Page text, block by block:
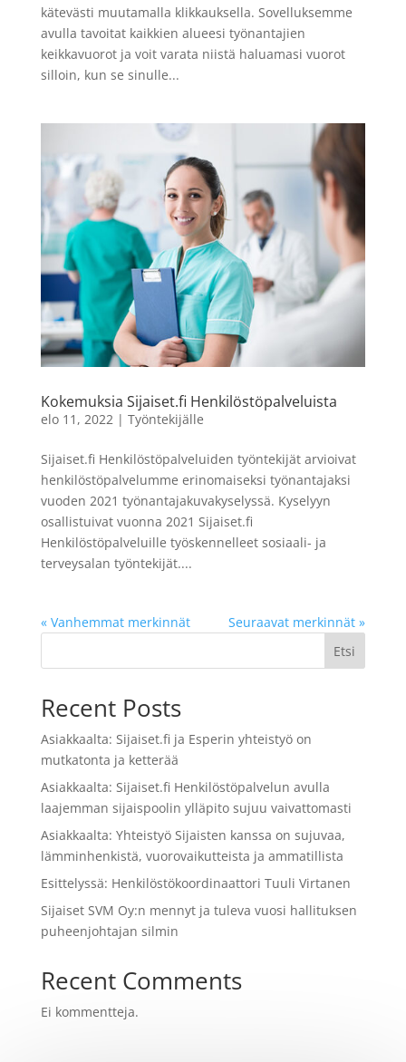
kätevästi muutamalla klikkauksella. Sovelluksemme
avulla tavoitat kaikkien alueesi työnantajien
keikkavuorot ja voit varata niistä haluamasi vuorot
silloin, kun se sinulle...
Kokemuksia Sijaiset.fi Henkilöstöpalveluista
elo 11, 2022| Työntekijälle
Sijaiset.fi Henkilöstöpalveluiden työntekijät arvioivat
henkilöstöpalvelumme erinomaiseksi työnantajaksi
vuoden 2021 työnantajakuvakyselyssä. Kyselyyn
osallistuivat vuonna 2021 Sijaiset.fi
Henkilöstöpalveluille työskennelleet sosiaali- ja
terveysalan työntekijät....
« Vanhemmat merkinnät
Seuraavat merkinnät »
Etsi
Recent Posts
Asiakkaalta: Sijaiset.fi ja Esperin yhteistyö on
mutkatonta ja ketterää
Asiakkaalta: Sijaiset.fi Henkilöstöpalvelun avulla
laajemman sijaispoolin ylläpito sujuu vaivattomasti
Asiakkaalta: Yhteistyö Sijaisten kanssa on sujuvaa,
lämminhenkistä, vuorovaikutteista ja ammatillista
Esittelyssä: Henkilöstökoordinaattori Tuuli Virtanen
Sijaiset SVM Oy:n mennyt ja tuleva vuosi hallituksen
puheenjohtajan silmin
Recent Comments
Ei kommentteja.